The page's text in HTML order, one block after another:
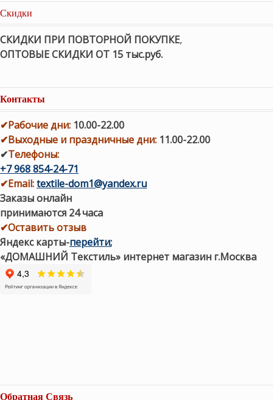
Скидки
СКИДКИ ПРИ ПОВТОРНОЙ ПОКУПКЕ,
ОПТОВЫЕ СКИДКИ ОТ 15 тыс.руб.
Контакты
✔Рабочие дни: 10.00-22.00
✔Выходные и праздничные дни: 11.00-22.00
✔Телефоны:
+7 968 854-24-71
✔Email:textile-dom1@yandex.ru
Заказы онлайн
принимаются 24 часа
✔Оставить отзыв
Яндекс карты-перейти;
«ДОМАШНИЙ Текстиль» интернет магазин г.Москва
Обратная Связь